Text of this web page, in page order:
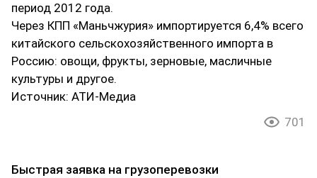
период 2012 года.
Через КПП «Маньчжурия» импортируется 6,4% всего
китайского сельскохозяйственного импорта в
Россию: овощи, фрукты, зерновые, масличные
культуры и другое.
Источник: АТИ-Медиа
701
Быстрая заявка на грузоперевозки